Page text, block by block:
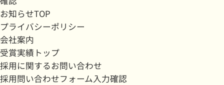
お知らせTOP
プライバシーポリシー
会社案内
受賞実績トップ
採用に関するお問い合わせ
採用問い合わせフォーム入力確認